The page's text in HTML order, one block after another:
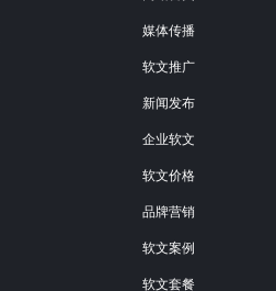
媒体传播
软文推广
新闻发布
企业软文
软文价格
品牌营销
软文案例
软文套餐